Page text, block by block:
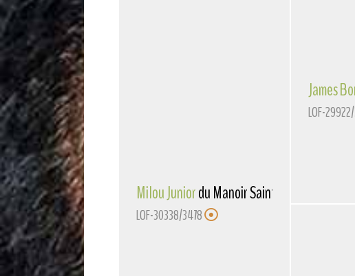
Milou Juniordu Manoir Saint Adrien
LOF-30338/3478
James
LOF-